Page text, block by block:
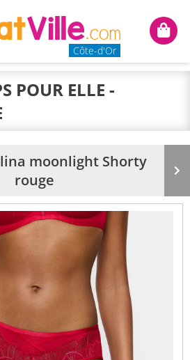
Côte-d'Or
Mon
POUR ELLE -
moonlight Shorty
rouge